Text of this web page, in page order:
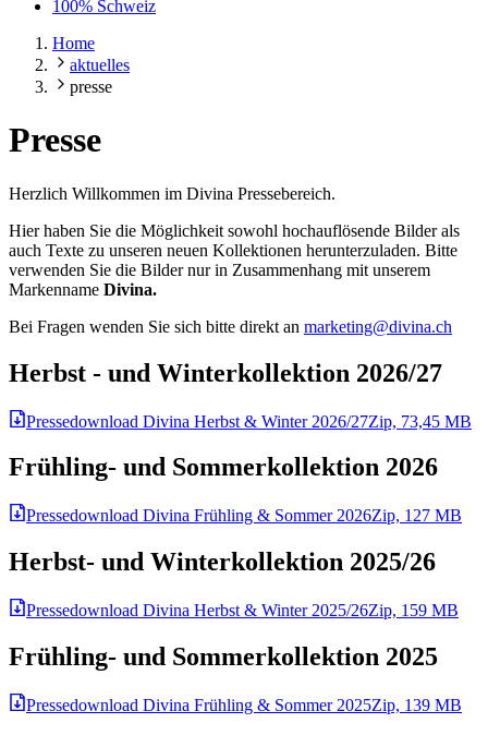
100% Schweiz
Home
aktuelles
presse
Presse
Herzlich Willkommen im Divina Pressebereich.
Hier haben Sie die Möglichkeit sowohl hochauflösende Bilder als
auch Texte zu unseren neuen Kollektionen herunterzuladen. Bitte
verwenden Sie die Bilder nur in Zusammenhang mit unserem
Markenname Divina.
Bei Fragen wenden Sie sich bitte direkt an marketing@divina.ch
Herbst - und Winterkollektion 2026/27
Pressedownload Divina Herbst & Winter 2026/27Zip, 73,45 MB
Frühling- und Sommerkollektion 2026
Pressedownload Divina Frühling & Sommer 2026Zip, 127 MB
Herbst- und Winterkollektion 2025/26
Pressedownload Divina Herbst & Winter 2025/26Zip, 159 MB
Frühling- und Sommerkollektion 2025
Pressedownload Divina Frühling & Sommer 2025Zip, 139 MB